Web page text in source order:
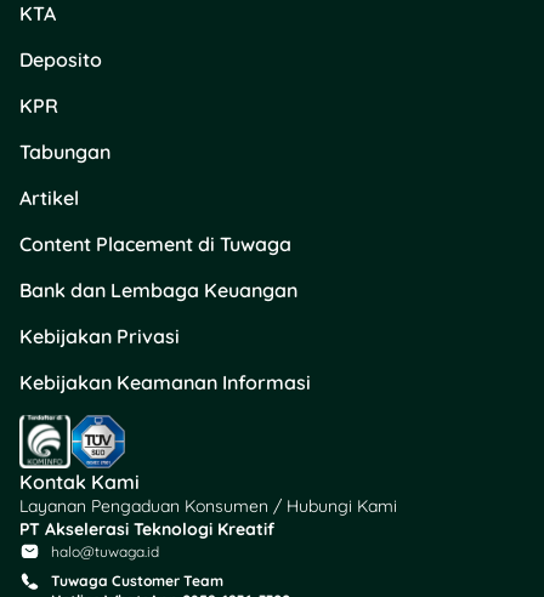
KTA
Deposito
KPR
Tabungan
Artikel
Content Placement di Tuwaga
Bank dan Lembaga Keuangan
Kebijakan Privasi
Kebijakan Keamanan Informasi
Kontak Kami
Layanan Pengaduan Konsumen / Hubungi Kami
PT Akselerasi Teknologi Kreatif
halo@tuwaga.id
Tuwaga Customer Team